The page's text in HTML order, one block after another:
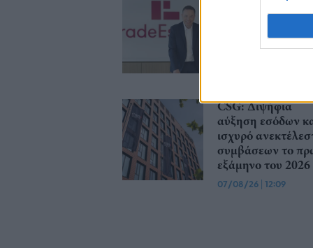
κατοχή της το
Mall με τίμημα
CSG: Διψήφια
αύξηση εσόδων
ισχυρό
συμβάσεων το
εξάμηνο του 2026
07/08/26 | 12:09